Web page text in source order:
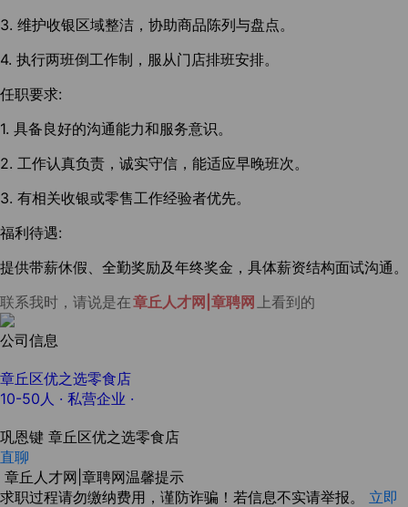
3. 维护收银区域整洁，协助商品陈列与盘点。
4. 执行两班倒工作制，服从门店排班安排。
任职要求:
1. 具备良好的沟通能力和服务意识。
2. 工作认真负责，诚实守信，能适应早晚班次。
3. 有相关收银或零售工作经验者优先。
福利待遇:
提供带薪休假、全勤奖励及年终奖金，具体薪资结构面试沟通。
联系我时，请说是在章丘人才网|章聘网 上看到的
公司信息
章丘区优之选零食店
10-50人 · 私营企业 ·
巩恩键 章丘区优之选零食店
直聊
章丘人才网|章聘网温馨提示
求职过程请勿缴纳费用，谨防诈骗！若信息不实请举报。 立即